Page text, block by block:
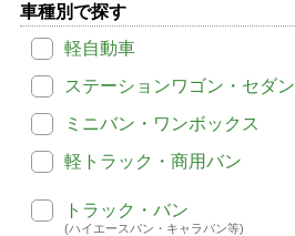
車種別で探す
軽自動車
ステーションワゴン・セダン
ミニバン・ワンボックス
軽トラック・商用バン
トラック・バン
(ハイエースバン・キャラバン等)